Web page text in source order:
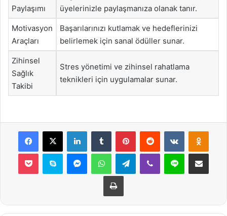
Paylaşımı
üyelerinizle paylaşmanıza olanak tanır.
Motivasyon
Araçları
Başarılarınızı kutlamak ve hedeflerinizi
belirlemek için sanal ödüller sunar.
Zihinsel
Sağlık
Takibi
Stres yönetimi ve zihinsel rahatlama
teknikleri için uygulamalar sunar.
Facebook
X LinkedInTumblr PinterestReddit VKontakte
Pocket Skype MessengerWhatsAppTelegramViber Line E-Posta ile
Yazdır